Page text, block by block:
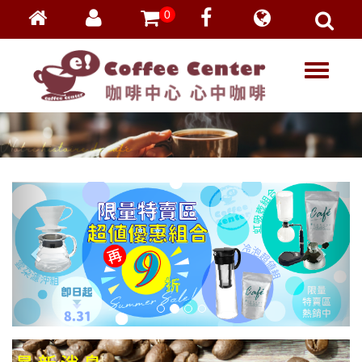
會員登入
忘記密碼
加入會員
VIP登入
VIP申請
0
T
l
e
a
v
i
g
a
t
i
o
n